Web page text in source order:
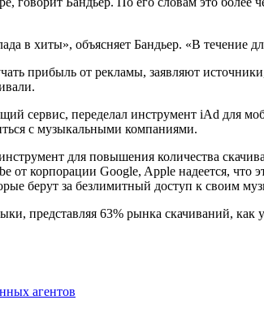
в хиты», объясняет Бандьер. «В
прибыль от рекламы, заявляют
сервис, переделал инструмент iAd для
с музыкальными компаниями.
для повышения количества
от корпорации Google, Apple надеется,
берут за безлимитный доступ к своим
представляя 63% рынка скачиваний, как
агентов